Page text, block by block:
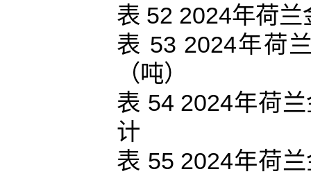
表 52 2024年荷
表 53 2024年荷
（吨）
表 54 2024年荷
计
表 55 2024年荷